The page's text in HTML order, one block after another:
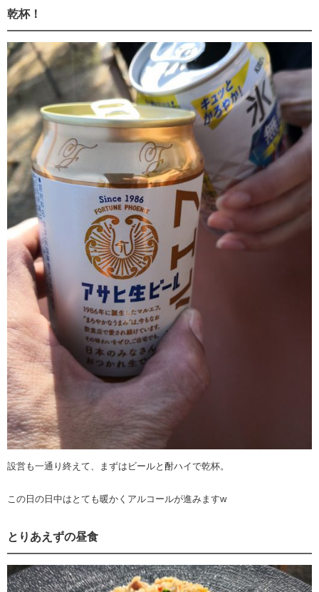
乾杯！
設営も一通り終えて、まずはビールと酎ハイで乾杯。
この日の日中はとても暖かくアルコールが進みますw
とりあえずの昼食